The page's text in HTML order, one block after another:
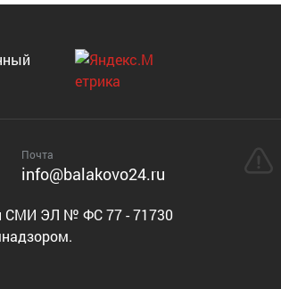
Почта
info@balakovo24.ru
СМИ ЭЛ № ФС 77 - 71730